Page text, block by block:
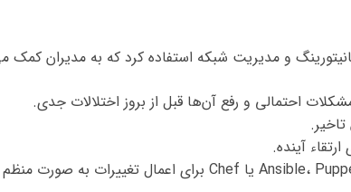
و مدیریت شبکه استفاده کرد که به مدیران کمک
آینده.